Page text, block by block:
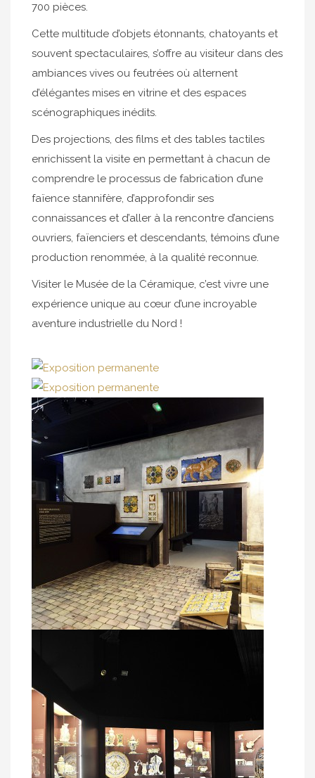
700 pièces.
Cette multitude d’objets étonnants, chatoyants et
souvent spectaculaires, s’offre au visiteur dans des
ambiances vives ou feutrées où alternent
d’élégantes mises en vitrine et des espaces
scénographiques inédits.
Des projections, des films et des tables tactiles
enrichissent la visite en permettant à chacun de
comprendre le processus de fabrication d’une
faïence stannifère, d’approfondir ses
connaissances et d’aller à la rencontre d’anciens
ouvriers, faïenciers et descendants, témoins d’une
production renommée, à la qualité reconnue.
Visiter le Musée de la Céramique, c’est vivre une
expérience unique au cœur d’une incroyable
aventure industrielle du Nord !